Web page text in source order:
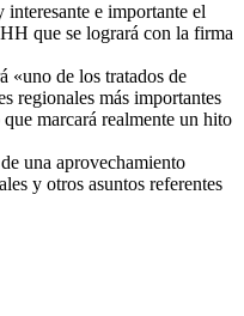
e importante el
que se logrará con la firma
«uno de los tratados de
regionales más importantes
marcará realmente un hito
una aprovechamiento
y otros asuntos referentes